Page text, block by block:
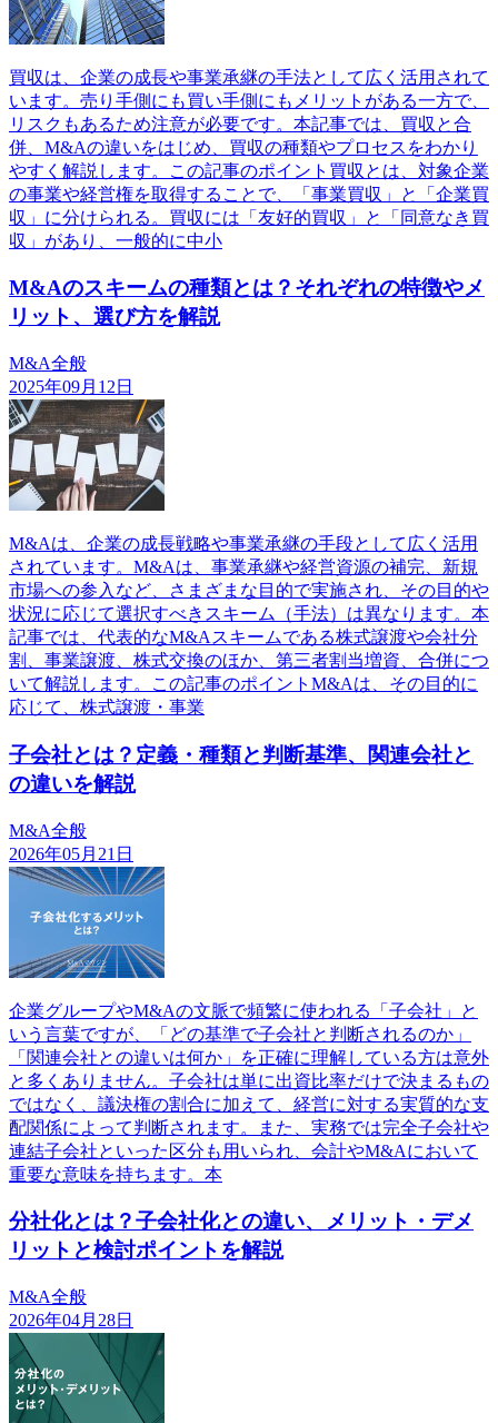
買収は、企業の成長や事業承継の手法として広く活用されて
います。売り手側にも買い手側にもメリットがある一方で、
リスクもあるため注意が必要です。本記事では、買収と合
併、M&Aの違いをはじめ、買収の種類やプロセスをわかり
やすく解説します。この記事のポイント買収とは、対象企業
の事業や経営権を取得することで、「事業買収」と「企業買
収」に分けられる。買収には「友好的買収」と「同意なき買
収」があり、一般的に中小
M&Aのスキームの種類とは？それぞれの特徴やメ
リット、選び方を解説
M&A全般
2025年09月12日
M&Aは、企業の成長戦略や事業承継の手段として広く活用
されています。M&Aは、事業承継や経営資源の補完、新規
市場への参入など、さまざまな目的で実施され、その目的や
状況に応じて選択すべきスキーム（手法）は異なります。本
記事では、代表的なM&Aスキームである株式譲渡や会社分
割、事業譲渡、株式交換のほか、第三者割当増資、合併につ
いて解説します。この記事のポイントM&Aは、その目的に
応じて、株式譲渡・事業
子会社とは？定義・種類と判断基準、関連会社と
の違いを解説
M&A全般
2026年05月21日
企業グループやM&Aの文脈で頻繁に使われる「子会社」と
いう言葉ですが、「どの基準で子会社と判断されるのか」
「関連会社との違いは何か」を正確に理解している方は意外
と多くありません。子会社は単に出資比率だけで決まるもの
ではなく、議決権の割合に加えて、経営に対する実質的な支
配関係によって判断されます。また、実務では完全子会社や
連結子会社といった区分も用いられ、会計やM&Aにおいて
重要な意味を持ちます。本
分社化とは？子会社化との違い、メリット・デメ
リットと検討ポイントを解説
M&A全般
2026年04月28日